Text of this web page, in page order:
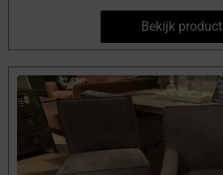
Bekijk product